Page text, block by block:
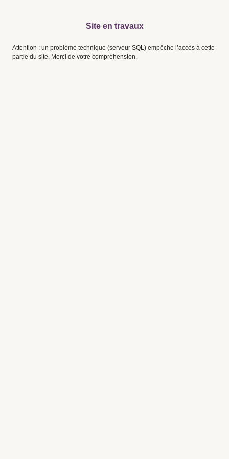
Site en travaux
Attention : un problème technique (serveur SQL) empêche l’accès à cette
partie du site. Merci de votre compréhension.